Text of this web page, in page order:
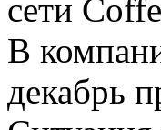
сети
В
декабрь